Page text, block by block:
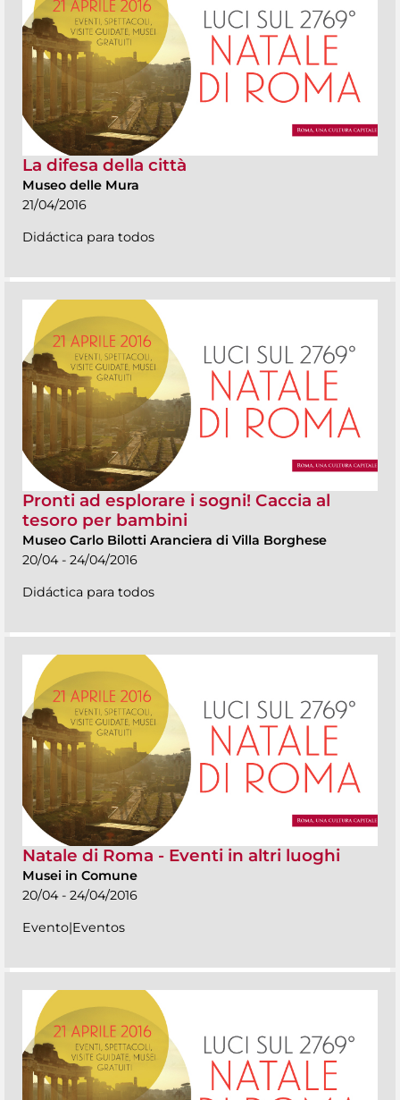
La difesa della città
Museo delle Mura
21/04/2016
Didáctica para todos
Pronti ad esplorare i sogni! Caccia al
tesoro per bambini
Museo Carlo Bilotti Aranciera di Villa Borghese
20/04 - 24/04/2016
Didáctica para todos
Natale di Roma - Eventi in altri luoghi
Musei in Comune
20/04 - 24/04/2016
Evento|Eventos